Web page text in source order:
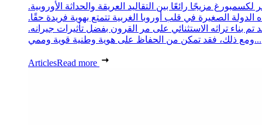
لكسمبورغ مزيجًا رائعًا بين التقاليد العريقة والحداثة الأوروبية.
الدولة الصغيرة في قلب أوروبا الغربية تتمتع بهوية فريدة حقًا.
تم بناء تراثه الاستثنائي على مر القرون بفضل تأثيرات جيرانه.
ومع ذلك، فقد تمكن من الحفاظ على هوية وطنية قوية وممي...
ArticlesRead more